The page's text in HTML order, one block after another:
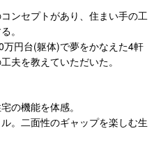
ンセプトがあり、住まい手の工
。
円台(躯体)で夢をかなえた4軒
夫を教えていただいた。
の機能を体感。
。二面性のギャップを楽しむ生